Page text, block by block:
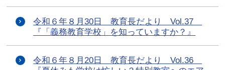
令和６年８月30日 教育長だより Vol.37
『「義務教育学校」を知っていますか？』
令和６年８月20日 教育長だより Vol.36